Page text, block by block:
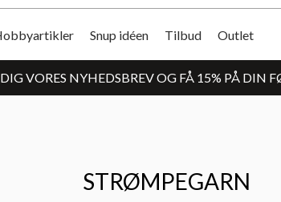
Snup idéen Tilbud Outlet
VORES NYHEDSBREV OG FÅ 15% PÅ DIN
STRØMPEGARN